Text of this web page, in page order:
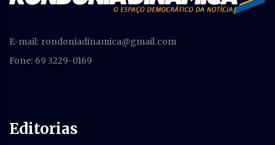
E-mail: rondoniadinamica@gmail.com
Fone: 69 3229-0169
Editorias